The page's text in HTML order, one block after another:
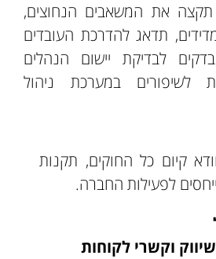
את המשאבים הנחוצים,
תדאג להדרכת העובדים
לבדיקת יישום הנהלים
לשיפורים במערכת ניהול
קיום כל החוקים, תקנות
לפעילות החברה.
וקשרי לקוחות